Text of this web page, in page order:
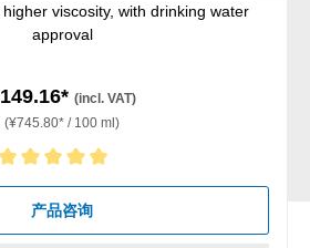
viscosity, with drinking water
approval
(incl. VAT)
(¥745.80* / 100 ml)
of 5 stars
产品咨询